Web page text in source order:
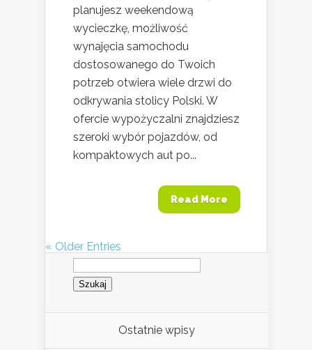
planujesz weekendową
wycieczkę, możliwość
wynajęcia samochodu
dostosowanego do Twoich
potrzeb otwiera wiele drzwi do
odkrywania stolicy Polski. W
ofercie wypożyczalni znajdziesz
szeroki wybór pojazdów, od
kompaktowych aut po...
Read More
« Older Entries
Szukaj:
Ostatnie wpisy